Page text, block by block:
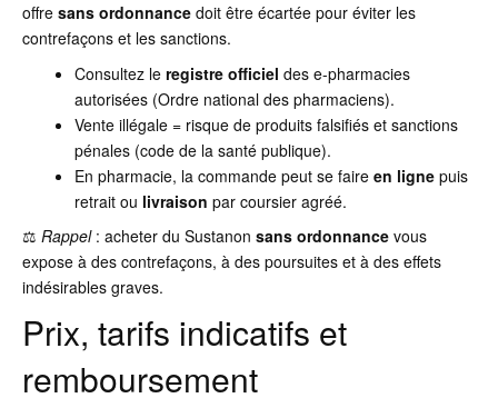
offre sans ordonnance doit être écartée pour éviter les
contrefaçons et les sanctions.
Consultez le registre officiel des e-pharmacies
autorisées (Ordre national des pharmaciens).
Vente illégale = risque de produits falsifiés et sanctions
pénales (code de la santé publique).
En pharmacie, la commande peut se faire en lignepuis
retrait ou livraison par coursier agréé.
⚖️ Rappel: acheter du Sustanon sans ordonnance vous
expose à des contrefaçons, à des poursuites et à des effets
indésirables graves.
Prix, tarifs indicatifs et
remboursement